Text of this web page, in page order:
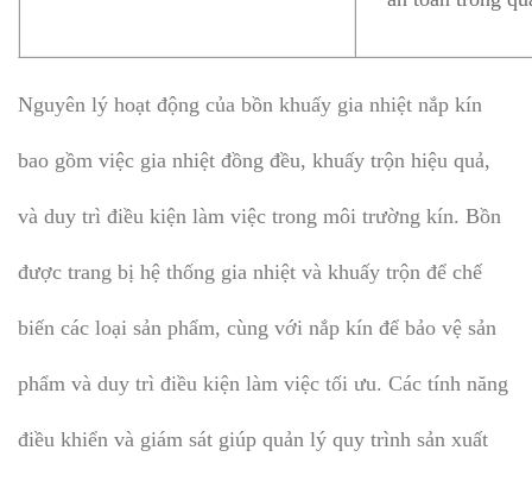
Nguyên lý hoạt động của bồn khuấy gia nhiệt nắp kín
bao gồm việc gia nhiệt đồng đều, khuấy trộn hiệu quả,
và duy trì điều kiện làm việc trong môi trường kín. Bồn
được trang bị hệ thống gia nhiệt và khuấy trộn để chế
biến các loại sản phẩm, cùng với nắp kín để bảo vệ sản
phẩm và duy trì điều kiện làm việc tối ưu. Các tính năng
điều khiển và giám sát giúp quản lý quy trình sản xuất